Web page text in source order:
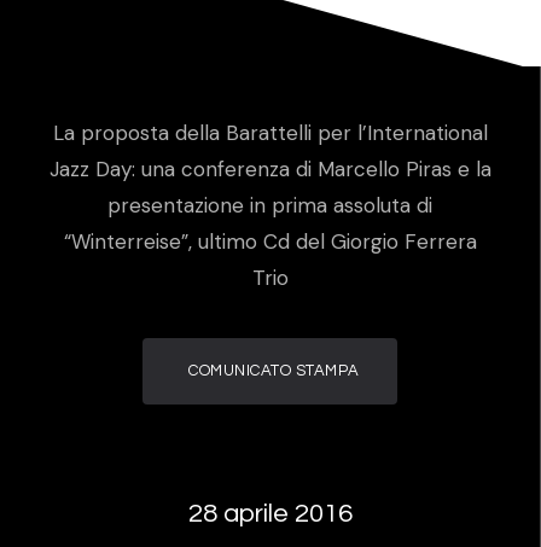
La proposta della Barattelli per l’International
Jazz Day: una conferenza di Marcello Piras e la
presentazione in prima assoluta di
“Winterreise”, ultimo Cd del Giorgio Ferrera
Trio
COMUNICATO STAMPA
28 aprile 2016